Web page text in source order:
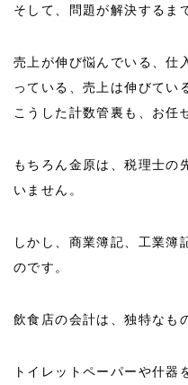
そして、問題が解決するま
売上が伸び悩んでいる、仕
っている、売上は伸びてい
こうした計数管裏も、お任
もちろん金原は、税理士の
いません。
しかし、商業簿記、工業簿
のです。
飲食店の会計は、独特なも
トイレットペーパーや什器